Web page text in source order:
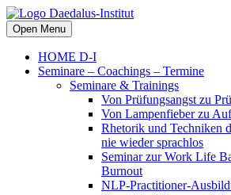
Open Menu
HOME D-I
Seminare – Coachings – Termine
Seminare & Trainings
Von Prüfungsangst zu
Von Lampenfieber zu
Rhetorik und Techniken
nie wieder sprachlos
Seminar zur Work Life
Burnout
NLP-Practitioner-